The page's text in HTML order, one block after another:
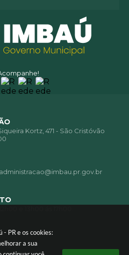
- PR e os cookies:
a sua
Kortz, 471 - São Cristóvão
administracao@imbau.pr.gov.br
72